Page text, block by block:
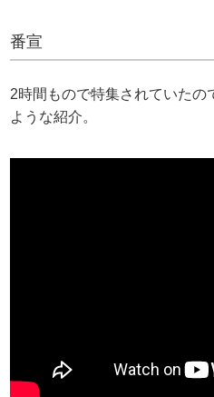
番宣
2時間もので特集されていた
ような紹介。